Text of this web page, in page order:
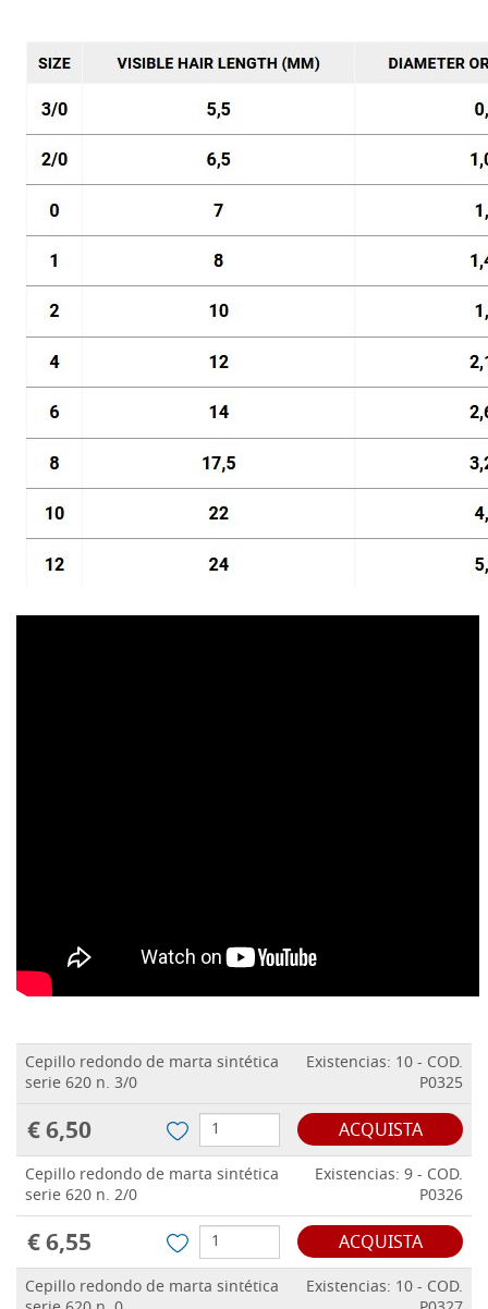
Cepillo redondo de marta sintética
serie 620 n. 3/0
Existencias: 10 - COD.
P0325
€ 6,50 ACQUISTA
Cepillo redondo de marta sintética
serie 620 n. 2/0
Existencias: 9 - COD.
P0326
€ 6,55 ACQUISTA
Cepillo redondo de marta sintética
Existencias: 10 - COD.